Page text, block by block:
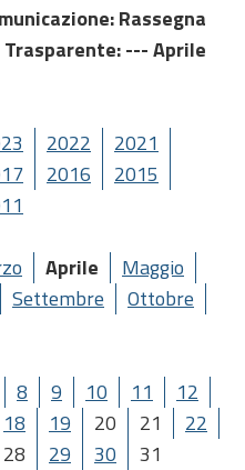
: Rassegna
: --- Aprile
2022
2021
2016
2015
Aprile
Maggio
Settembre
Ottobre
8 9 10 11
12
18 19 20 21
22
28 29 30 31